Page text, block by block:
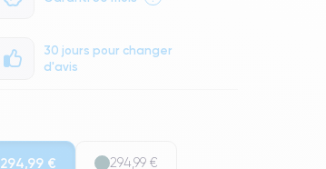
30 jours pour changer
d'avis
294,99 € 294,99 €